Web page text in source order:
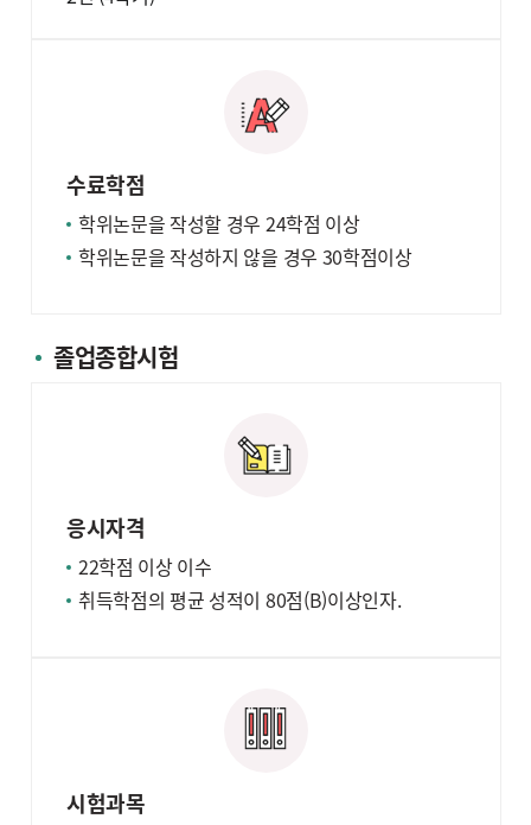
수료학점
학위논문을 작성할 경우 24학점 이상
학위논문을 작성하지 않을 경우 30학점이상
졸업종합시험
응시자격
22학점 이상 이수
취득학점의 평균 성적이 80점(B)이상인자.
시험과목